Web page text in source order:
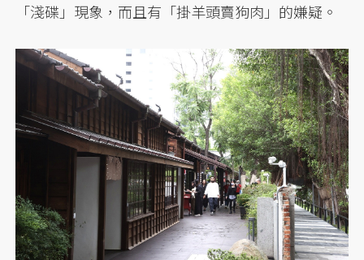
「淺碟」現象，而且有「掛羊頭賣狗肉」的嫌疑。